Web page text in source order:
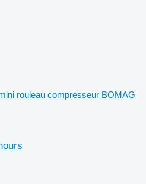
rouleau compresseur BOMAG